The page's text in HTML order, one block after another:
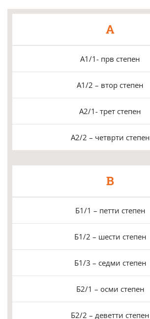
A
А1/1- прв степен
А1/2 – втор степен
А2/1- трет степен
А2/2 – четврти степен
B
Б1/1 – петти степен
Б1/2 – шести степен
Б1/3 – седми степен
Б2/1 – осми степен
Б2/2 – деветти степен